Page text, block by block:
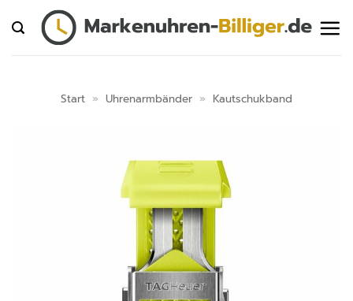
Inhalt
springen
Start » Uhrenarmbänder » Kautschukband